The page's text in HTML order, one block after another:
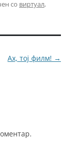
со виртуал,
Ах, тој филм! →